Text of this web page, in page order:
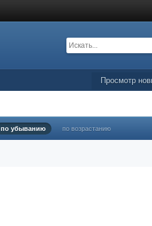
Просмотр
по убыванию по возрастанию